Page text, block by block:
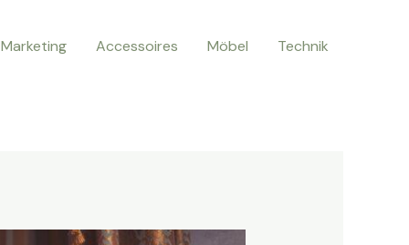
Marketing Accessoires Möbel Technik